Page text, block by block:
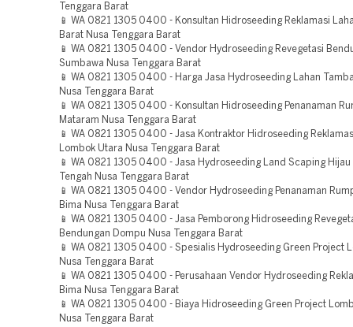
Tenggara Barat
📱 WA 0821 1305 0400 - Konsultan Hidroseeding Reklamasi
Barat Nusa Tenggara Barat
📱 WA 0821 1305 0400 - Vendor Hydroseeding Revegetasi
Sumbawa Nusa Tenggara Barat
📱 WA 0821 1305 0400 - Harga Jasa Hydroseeding Lahan
Nusa Tenggara Barat
📱 WA 0821 1305 0400 - Konsultan Hidroseeding Penanaman
Mataram Nusa Tenggara Barat
📱 WA 0821 1305 0400 - Jasa Kontraktor Hidroseeding
Lombok Utara Nusa Tenggara Barat
📱 WA 0821 1305 0400 - Jasa Hydroseeding Land Scaping Hijau
Tengah Nusa Tenggara Barat
📱 WA 0821 1305 0400 - Vendor Hydroseeding Penanaman
Bima Nusa Tenggara Barat
📱 WA 0821 1305 0400 - Jasa Pemborong Hidroseeding
Bendungan Dompu Nusa Tenggara Barat
📱 WA 0821 1305 0400 - Spesialis Hydroseeding Green Project
Nusa Tenggara Barat
📱 WA 0821 1305 0400 - Perusahaan Vendor Hydroseeding
Bima Nusa Tenggara Barat
📱 WA 0821 1305 0400 - Biaya Hidroseeding Green Project
Nusa Tenggara Barat